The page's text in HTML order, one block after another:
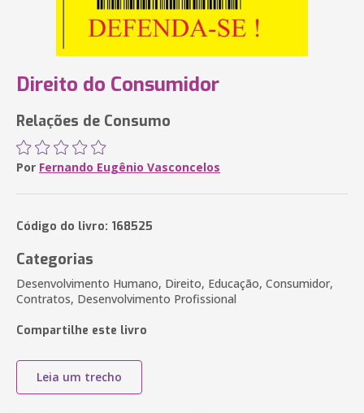
Direito do Consumidor
Relações de Consumo
Por Fernando Eugênio Vasconcelos
Código do livro: 168525
Categorias
Desenvolvimento Humano, Direito, Educação, Consumidor,
Contratos, Desenvolvimento Profissional
Compartilhe este livro
Leia um trecho